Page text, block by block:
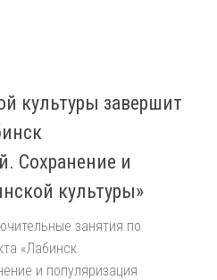
культуры завершит
Сохранение и
культуры»
занятия по
«Лабинск
и популяризация